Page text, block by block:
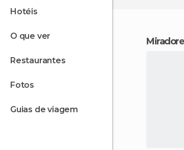
hotéis
o que ver
restaurantes
fotos
guias de viagem